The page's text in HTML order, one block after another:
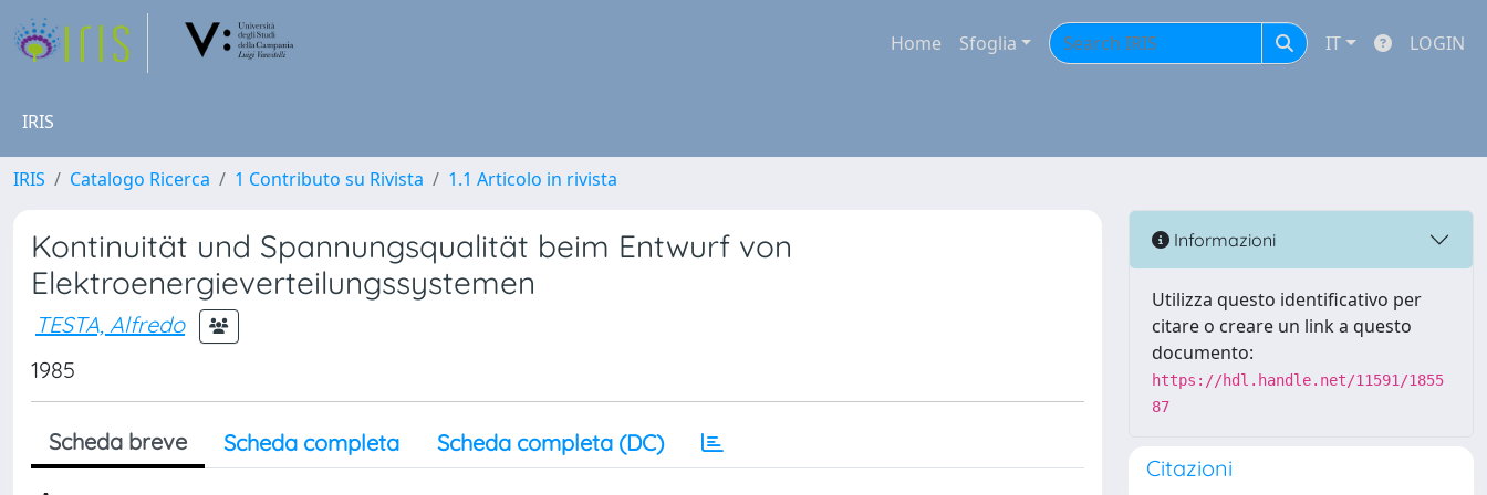
Home Sfoglia IT LOGIN
IRIS
IRIS Catalogo Ricerca 1 Contributo su Rivista 1.1 Articolo in rivista
Kontinuität und Spannungsqualität beim Entwurf von
Elektroenergieverteilungssystemen
TESTA, Alfredo
1985
Scheda breve Scheda completa Scheda completa (DC)
Informazioni
Utilizza questo identificativo per
citare o creare un link a questo
documento:
https://hdl.handle.net/11591/1855
87
Citazioni